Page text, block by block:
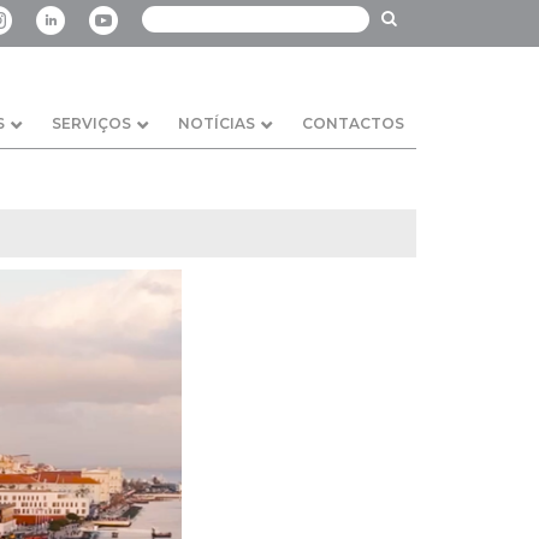
SERVIÇOS NOTÍCIAS CONTACTOS